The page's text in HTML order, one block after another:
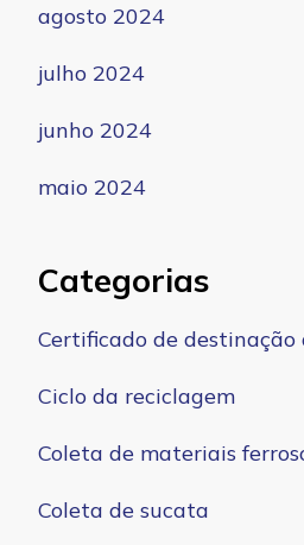
agosto 2024
julho 2024
junho 2024
maio 2024
Categorias
Certificado de destinação
Ciclo da reciclagem
Coleta de materiais
Coleta de sucata